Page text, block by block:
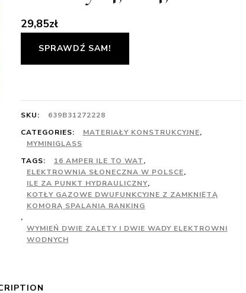
29,85zł
SPRAWDŹ SAM!
SKU:
639B31272228
CATEGORIES:
MATERIAŁY KONSTRUKCYJNE,
MYMINIGLASS
TAGS:
16 AMPER ILE TO WAT,
ELEKTROWNIA SŁONECZNA W POLSCE,
ILE ZA PUNKT HYDRAULICZNY,
KOTŁY GAZOWE DWUFUNKCYJNE Z ZAMKNIĘTĄ
KOMORĄ SPALANIA RANKING
,
WYMIEŃ DWIE ZALETY I DWIE WADY ELEKTROWNI
WODNYCH